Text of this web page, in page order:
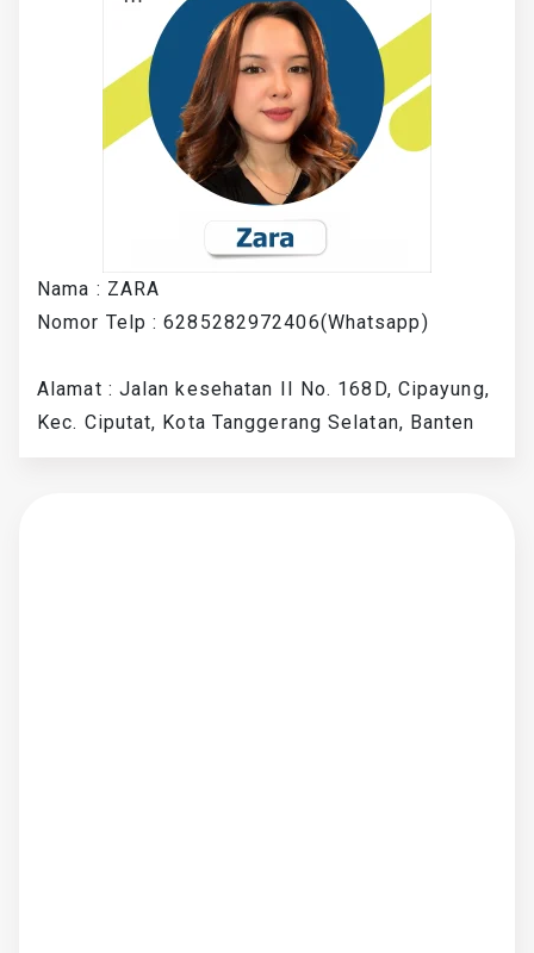
Nama : ZARA
Nomor Telp : 6285282972406(Whatsapp)
Alamat : Jalan kesehatan II No. 168D, Cipayung,
Kec. Ciputat, Kota Tanggerang Selatan, Banten